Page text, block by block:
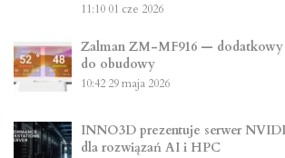
11:10 01 cze 2026
Zalman ZM-MF916 — dodatkowy
do obudowy
10:42 29 maja 2026
INNO3D prezentuje serwer
dla rozwiązań AI i HPC